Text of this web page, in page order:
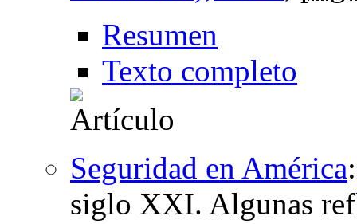
Resumen
Texto completo
Seguridad en América
siglo XXI. Algunas